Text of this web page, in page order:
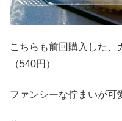
こちらも前回購入した、
（540円）
ファンシーな佇まいが可